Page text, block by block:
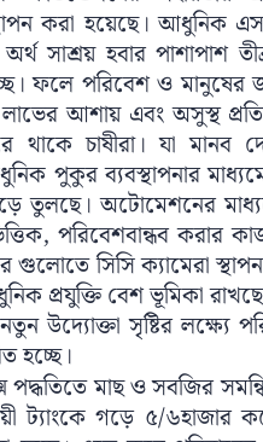
করা হয়েছে। আধুনিক
সাশ্রয় হবার পাশাপাশ
ফলে পরিবেশ ও
আশায় এবং অসুস্থ
থাকে চাষীরা। যা
পুকুর ব্যবস্থাপনার
তুলছে। অটোমেশনের
পরিবেশবান্ধব করার
গুলোতে সিসি ক্যামেরা
প্রযুক্তি বেশ ভূমিকা
উদ্যোক্তা সৃষ্টির লক্ষ্যে
হচ্ছে।
মাছ ও সবজির
ট্যাংকে গড়ে ৫/৬হাজার